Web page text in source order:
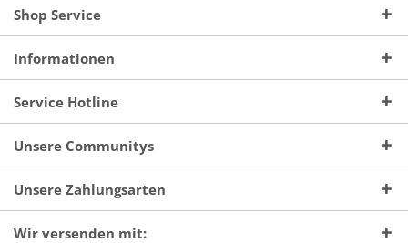
Shop Service
Informationen
Service Hotline
Unsere Communitys
Unsere Zahlungsarten
Wir versenden mit: